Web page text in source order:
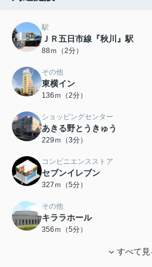
駅
ＪＲ五日市線『秋川』駅
88ｍ（2分）
その他
東横イン
136ｍ（2分）
ショッピングセンター
あきる野とうきゅう
229ｍ（3分）
コンビニエンスストア
セブンイレブン
327ｍ（5分）
その他
キララホール
356ｍ（5分）
すべて見